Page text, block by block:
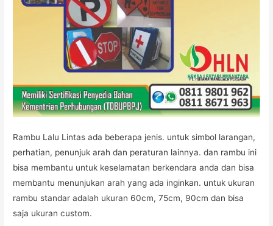
Rambu Lalu Lintas ada beberapa jenis. untuk simbol larangan,
perhatian, penunjuk arah dan peraturan lainnya. dan rambu ini
bisa membantu untuk keselamatan berkendara anda dan bisa
membantu menunjukan arah yang ada inginkan. untuk ukuran
rambu standar adalah ukuran 60cm, 75cm, 90cm dan bisa
saja ukuran custom.